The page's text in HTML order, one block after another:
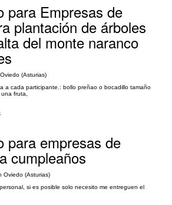
para Empresas de
plantación de árboles
del monte naranco
(Asturias)
a cada participante.: bollo preñao o bocadillo tamaño
fruta,
para empresas de
cumpleaños
Oviedo (Asturias)
si es posible solo necesito me entreguen el